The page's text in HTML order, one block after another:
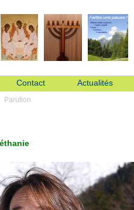
Contact Actualités
Parution